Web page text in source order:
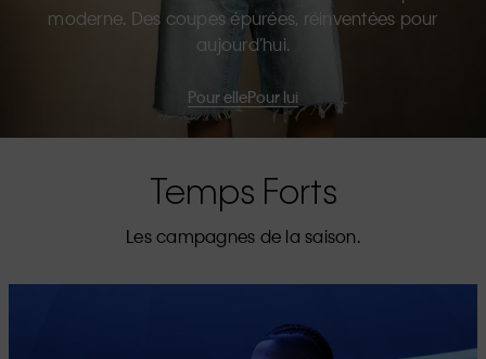
moderne. Des coupes épurées, réinventées pour
aujourd’hui.
Pour ellePour lui
Temps Forts
Les campagnes de la saison.